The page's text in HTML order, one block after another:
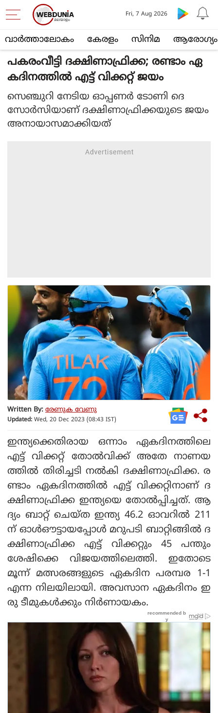
വാര്‍ത്താലോകം കേരളം സിനിമ ആരോഗ്യം
Fri, 7 Aug 2026
പകരംവീട്ടി ദക്ഷിണാഫ്രിക്ക; രണ്ടാം ഏ
കദിനത്തില്‍ എട്ട് വിക്കറ്റ് ജയം
സെഞ്ചുറി നേടിയ ഓപ്പണര്‍ ടോണി ദെ
സോര്‍സിയാണ് ദക്ഷിണാഫ്രിക്കയുടെ ജയം
അനായാസമാക്കിയത്
Written By: രേണുക വേണു
Updated: Wed, 20 Dec 2023 (08:43 IST)
ഇന്ത്യക്കെതിരായ ഒന്നാം ഏകദിനത്തിലെ
എട്ട് വിക്കറ്റ് തോല്‍വിക്ക് അതേ നാണയ
ത്തില്‍ തിരിച്ചടി നല്‍കി ദക്ഷിണാഫ്രിക്ക. ര
ണ്ടാം ഏകദിനത്തില്‍ എട്ട് വിക്കറ്റിനാണ് ദ
ക്ഷിണാഫ്രിക്ക ഇന്ത്യയെ തോല്‍പ്പിച്ചത്. ആ
ദ്യം ബാറ്റ് ചെയ്ത ഇന്ത്യ 46.2 ഓവറില്‍ 211
ന് ഓള്‍ഔട്ടായപ്പോള്‍ മറുപടി ബാറ്റിങ്ങില്‍ ദ
ക്ഷിണാഫ്രിക്ക എട്ട് വിക്കറ്റും 45 പന്തും
ശേഷിക്കെ വിജയത്തിലെത്തി. ഇതോടെ
മൂന്ന് മത്സരങ്ങളുടെ ഏകദിന പരമ്പര 1-1
എന്ന നിലയിലായി. അവസാന ഏകദിനം ഇ
രു ടീമുകള്‍ക്കും നിര്‍ണായകം.